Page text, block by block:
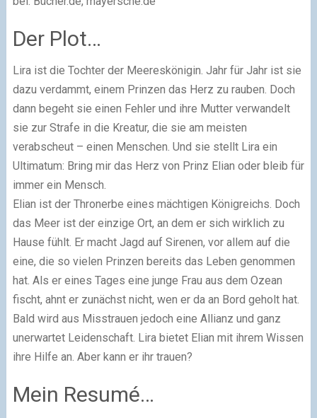
Der Plot…
Lira ist die Tochter der Meereskönigin. Jahr für Jahr ist sie
dazu verdammt, einem Prinzen das Herz zu rauben. Doch
dann begeht sie einen Fehler und ihre Mutter verwandelt
sie zur Strafe in die Kreatur, die sie am meisten
verabscheut – einen Menschen. Und sie stellt Lira ein
Ultimatum: Bring mir das Herz von Prinz Elian oder bleib für
immer ein Mensch.
Elian ist der Thronerbe eines mächtigen Königreichs. Doch
das Meer ist der einzige Ort, an dem er sich wirklich zu
Hause fühlt. Er macht Jagd auf Sirenen, vor allem auf die
eine, die so vielen Prinzen bereits das Leben genommen
hat. Als er eines Tages eine junge Frau aus dem Ozean
fischt, ahnt er zunächst nicht, wen er da an Bord geholt hat.
Bald wird aus Misstrauen jedoch eine Allianz und ganz
unerwartet Leidenschaft. Lira bietet Elian mit ihrem Wissen
ihre Hilfe an. Aber kann er ihr trauen?
Mein Resumé…